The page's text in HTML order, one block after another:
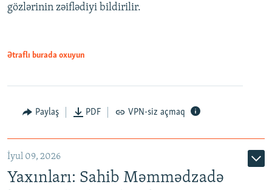
gözlərinin zəiflədiyi bildirilir.
Ətraflı burada oxuyun
Paylaş PDF VPN-siz açmaq
İyul 09, 2026
Yaxınları: Sahib Məmmədzadə